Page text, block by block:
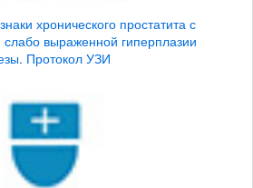
хронического простатита с
выраженной гиперплазии
Протокол УЗИ